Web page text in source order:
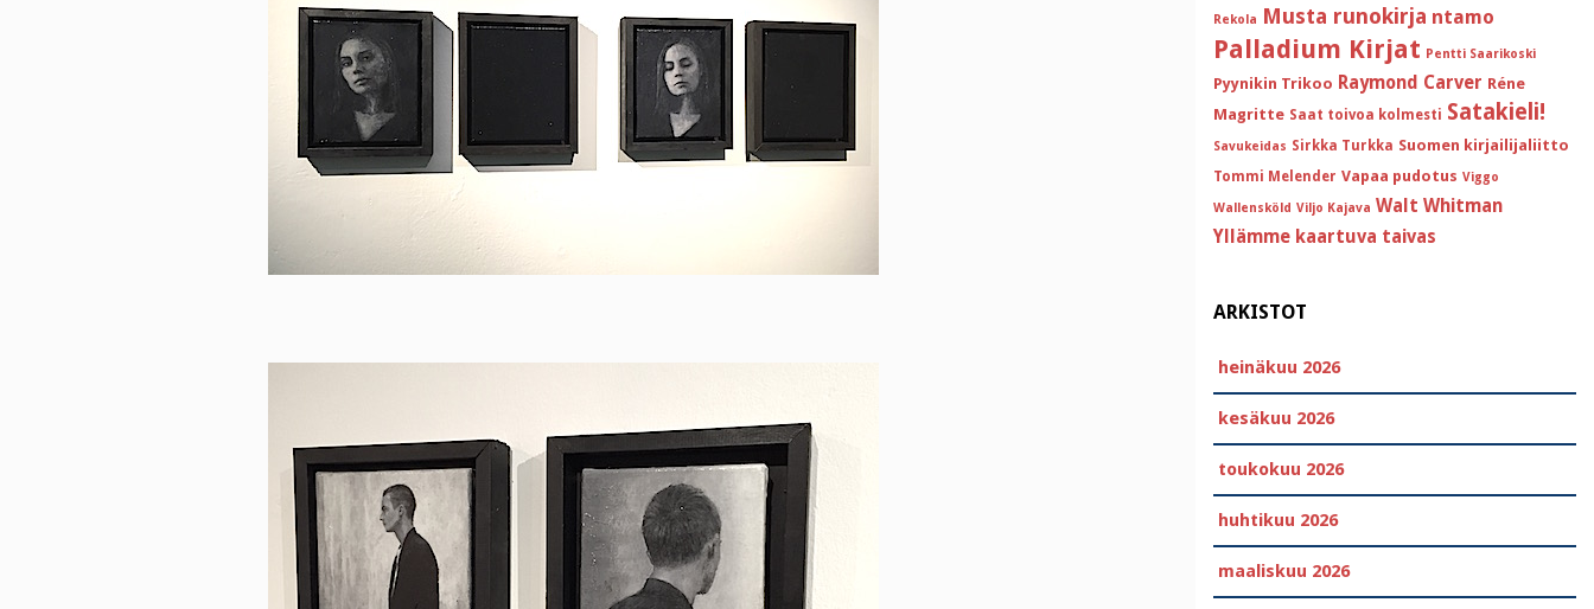
Rekola Musta runokirja ntamo
Palladium Kirjat Pentti Saarikoski
Pyynikin Trikoo Raymond Carver Réne
Magritte Saat toivoa kolmesti Satakieli!
Savukeidas Sirkka Turkka Suomen kirjailijaliitto
Tommi Melender Vapaa pudotus Viggo
Wallensköld Viljo Kajava Walt Whitman
Yllämme kaartuva taivas
ARKISTOT
heinäkuu 2026
kesäkuu 2026
toukokuu 2026
huhtikuu 2026
maaliskuu 2026